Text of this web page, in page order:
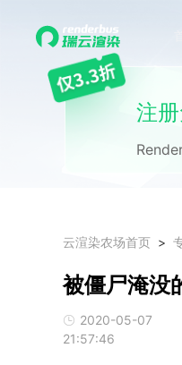
注
云渲染农场首页
被僵尸淹没
2020-05-07
21:57:46